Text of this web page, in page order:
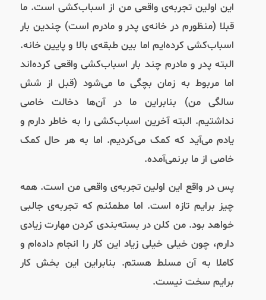
این اولین تجربه‌ی واقعی من از اسباب‌کشی است. ما
قبلا (منظورم در خانه‌ی پدر و مادرم است) چندین بار
اسباب‌کشی کرده‌ایم اما بین طبقه‌ی بالا و پایین خانه.
البته پدر و مادرم چند بار اسباب‌کشی واقعی کرده‌اند
اما مربوط به زمان بچگی ما می‌شود (قبل از شش
سالگی من) بنابراین ما در آن‌ها دخالت خاصی
نداشتیم. البته آخرین اسباب‌کشی را به خاطر دارم و
یادم می‌آید که کمک می‌کردیم. اما به هر حال کمک
خاصی از ما برنمی‌آمده.
پس در واقع این اولین تجربه‌ی واقعی من است. همه
چیز برایم تازه است. اما مطمئنم که تجربه‌ی جالبی
خواهد بود. من کلن در بسته‌بندی کردن مهارت زیادی
دارم، چون خیلی خیلی زیاد این کار را انجام داده‌ام و
کاملا به آن مسلط هستم. بنابراین این بخش کار
برایم سخت نیست.